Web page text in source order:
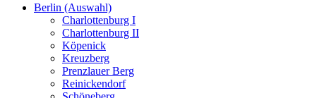
Berlin (Auswahl)
Charlottenburg I
Charlottenburg II
Köpenick
Kreuzberg
Prenzlauer Berg
Reinickendorf